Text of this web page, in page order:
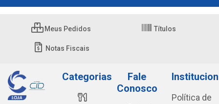
Meus Pedidos Títulos
Notas Fiscais
Categorias
Fale
Conosco
Política de